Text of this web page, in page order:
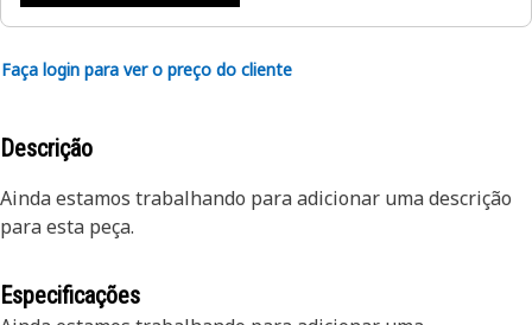
Faça login para ver o preço do cliente
Descrição
Ainda estamos trabalhando para adicionar uma descrição
para esta peça.
Especificações